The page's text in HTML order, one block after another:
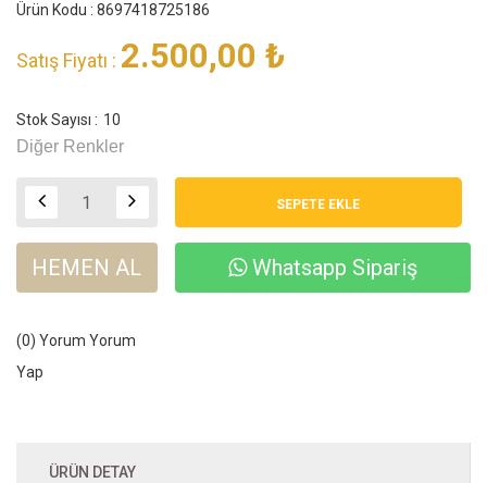
Ürün Kodu : 8697418725186
Satış Fiyatı : 2.500,00 ₺
Stok Sayısı : 10
Diğer Renkler
HEMEN AL Whatsapp Sipariş
(0) Yorum Yorum
Yap
ÜRÜN DETAY